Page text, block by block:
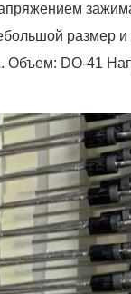
размер
Объем: DO-41